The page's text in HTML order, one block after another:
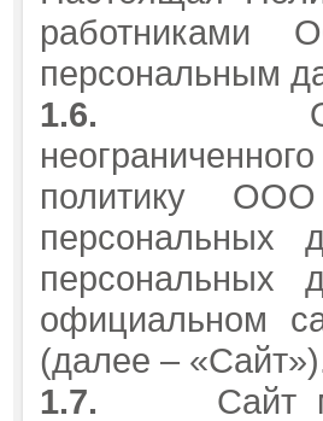
персональным
1.6.
политику
персональных
официальном
(далее –
1.7. Сайт